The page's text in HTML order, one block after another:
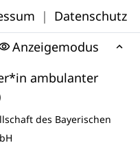
| Datenschutz
Anzeigemodus
ambulanter
des Bayerischen